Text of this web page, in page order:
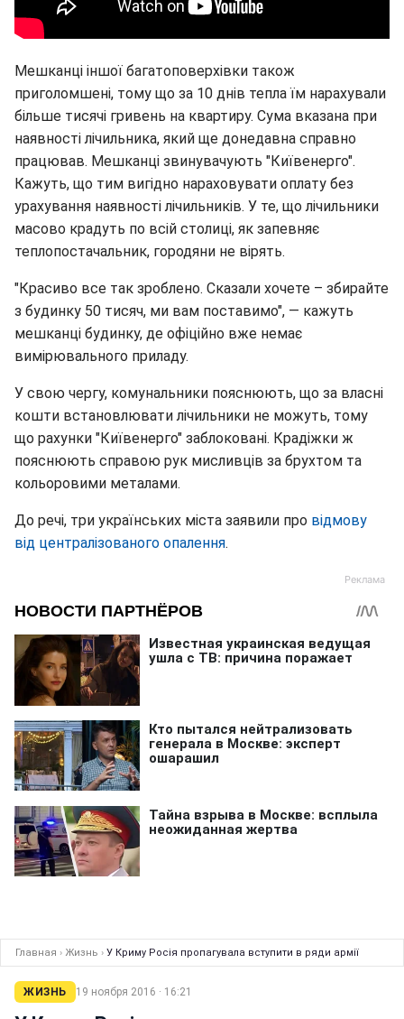
Мешканці іншої багатоповерхівки також
приголомшені, тому що за 10 днів тепла їм нарахували
більше тисячі гривень на квартиру. Сума вказана при
наявності лічильника, який ще донедавна справно
працював. Мешканці звинувачують "Київенерго".
Кажуть, що тим вигідно нараховувати оплату без
урахування наявності лічильників. У те, що лічильники
масово крадуть по всій столиці, як запевняє
теплопостачальник, городяни не вірять.
"Красиво все так зроблено. Сказали хочете – збирайте
з будинку 50 тисяч, ми вам поставимо", — кажуть
мешканці будинку, де офіційно вже немає
вимірювального приладу.
У свою чергу, комунальники пояснюють, що за власні
кошти встановлювати лічильники не можуть, тому
що рахунки "Київенерго" заблоковані. Крадіжки ж
пояснюють справою рук мисливців за брухтом та
кольоровими металами.
До речі, три українських міста заявили про відмову
від централізованого опалення.
Главная › Жизнь › У Криму Росія пропагувала вступити в ряди армії
ЖИЗНЬ 19 ноября 2016 · 16:21